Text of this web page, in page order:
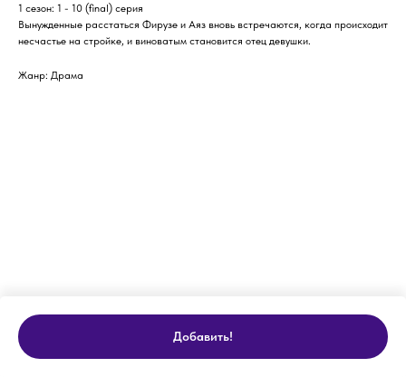
Добавить!
1 сезон: 1 - 10 (final) серия
Вынужденные расстаться Фирузе и Аяз вновь встречаются, когда происходит
несчастье на стройке, и виноватым становится отец девушки.
Жанр: Драма